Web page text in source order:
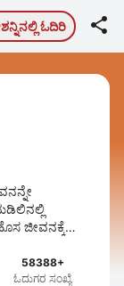
ಓದಿರಿ 
ಜೀವನಕ್ಕೆ
58388+
ಓದುಗರ ಸಂಖ್ಯೆ